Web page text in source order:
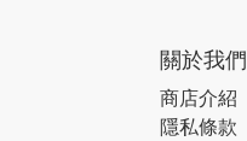
關於我們
商店介紹
隱私條款